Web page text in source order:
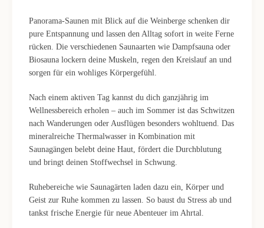
Panorama-Saunen mit Blick auf die Weinberge schenken dir
pure Entspannung und lassen den Alltag sofort in weite Ferne
rücken. Die verschiedenen Saunaarten wie Dampfsauna oder
Biosauna lockern deine Muskeln, regen den Kreislauf an und
sorgen für ein wohliges Körpergefühl.
Nach einem aktiven Tag kannst du dich ganzjährig im
Wellnessbereich erholen – auch im Sommer ist das Schwitzen
nach Wanderungen oder Ausflügen besonders wohltuend. Das
mineralreiche Thermalwasser in Kombination mit
Saunagängen belebt deine Haut, fördert die Durchblutung
und bringt deinen Stoffwechsel in Schwung.
Ruhebereiche wie Saunagärten laden dazu ein, Körper und
Geist zur Ruhe kommen zu lassen. So baust du Stress ab und
tankst frische Energie für neue Abenteuer im Ahrtal.